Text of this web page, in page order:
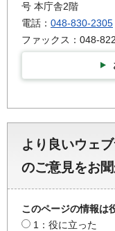
号 本庁舎2階
電話： 048-830-2305
ファックス：048-
より良いウェ
のご意見をお
このページの情報は
1：役に立った